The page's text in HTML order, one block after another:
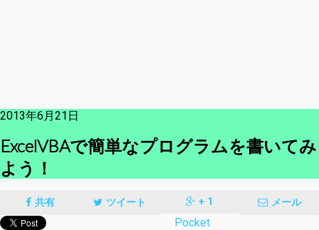
2013年6月21日
ExcelVBAで簡単なプログラムを書いてみ
よう！
共有 ツイート + 1 メール
Pocket